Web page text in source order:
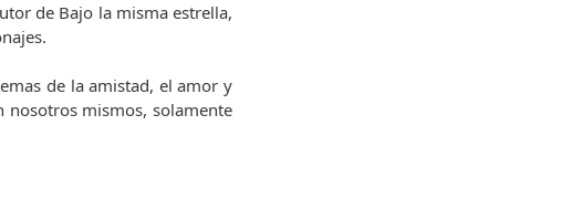
de Bajo la misma estrella,
de la amistad, el amor y
nosotros mismos, solamente